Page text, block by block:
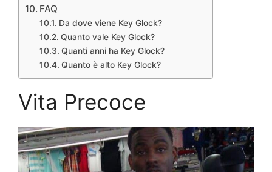
FAQ
Da dove viene Key Glock?
Quanto vale Key Glock?
Quanti anni ha Key Glock?
Quanto è alto Key Glock?
Vita Precoce